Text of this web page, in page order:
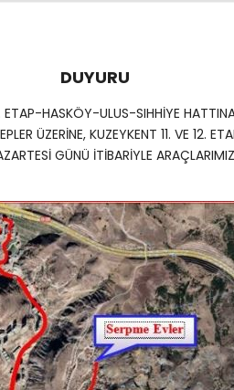
DUYURU
HASKÖY-ULUS-SIHHİYE
ÜZERİNE, KUZEYKENT 11. VE 12.
GÜNÜ İTİBARİYLE